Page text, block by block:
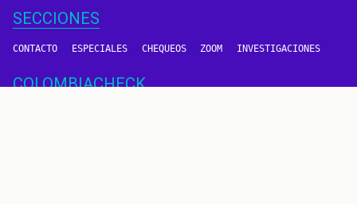
SECCIONES
CONTACTO ESPECIALES CHEQUEOS ZOOM INVESTIGACIONES
COLOMBIACHECK